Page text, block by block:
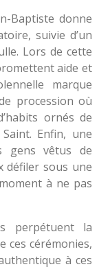
Baptiste donne
suivie d’un
Lors de cette
aide et
marque
procession où
ornés de
Enfin, une
gens vêtus de
défiler sous une
à ne pas
perpétuent la
ces cérémonies,
à ces